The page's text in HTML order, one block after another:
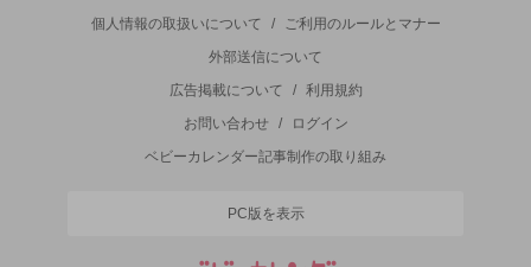
個人情報の取扱いについて
/
ご利用のルールとマナー
外部送信について
広告掲載について
/
利用規約
お問い合わせ
/
ログイン
ベビーカレンダー記事制作の取り組み
PC版を表示